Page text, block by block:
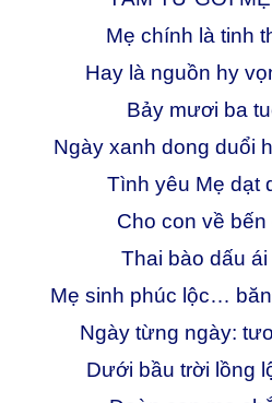
Mẹ chính là tinh
Hay là nguồn hy
Bảy mươi ba
Ngày xanh dong duổi
Tình yêu Mẹ dạt
Cho con về bến
Thai bào dấu
Mẹ sinh phúc lộc…
Ngày từng ngày:
Dưới bầu trời lồng